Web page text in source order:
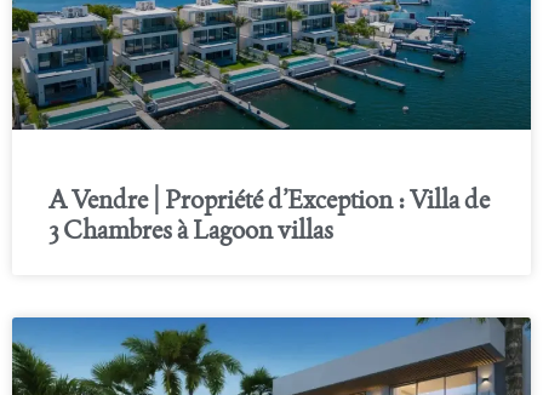
A Vendre | Propriété d’Exception : Villa de
3 Chambres à Lagoon villas